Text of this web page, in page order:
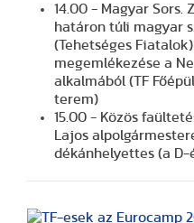
14.00 - Magyar Sors .
határon túli magyar
(Tehetséges
megemlékezése a
alkalmából (TF
terem)
15.00 - Közös
Lajos
dékánhelyettes (a